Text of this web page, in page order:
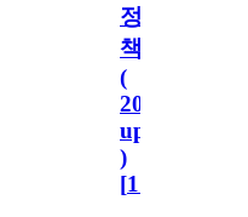
정
책
(
2023.11.1
update
)
[110